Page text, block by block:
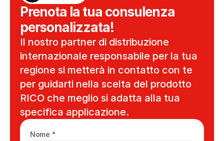
Prenota la tua consulenza
personalizzata!
Il nostro partner di distribuzione
internazionale responsabile per la tua
regione si metterà in contatto con te
per guidarti nella scelta del prodotto
RICO che meglio si adatta alla tua
specifica applicazione.
Nome *